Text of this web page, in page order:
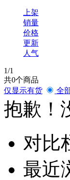
大
大
上架
销量
价格
更新
人气
1/1
共0个商品
仅显示有货
全
抱歉！
对比
最近